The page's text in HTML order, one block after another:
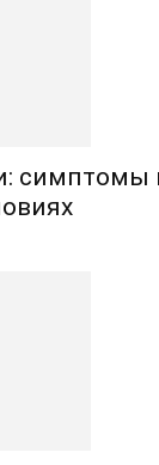
симптомы